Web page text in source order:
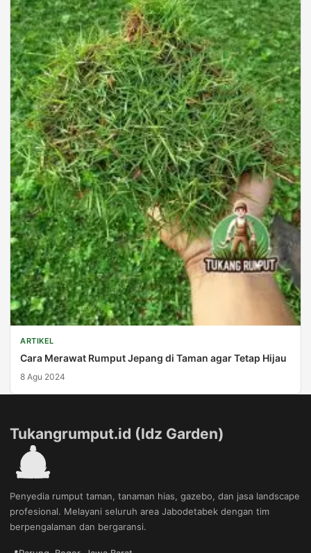
ARTIKEL
Cara Merawat Rumput Jepang di Taman agar Tetap Hijau
8 Agu 2024
Tukangrumput.id (Idz Garden)
Penyedia rumput taman, tanaman hias, gazebo, dan jasa landscape
profesional. Melayani seluruh area Jabodetabek dengan tim
berpengalaman dan bergaransi.